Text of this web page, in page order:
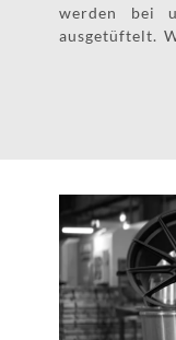
werden bei
ausgetüftelt.
Alle Designs